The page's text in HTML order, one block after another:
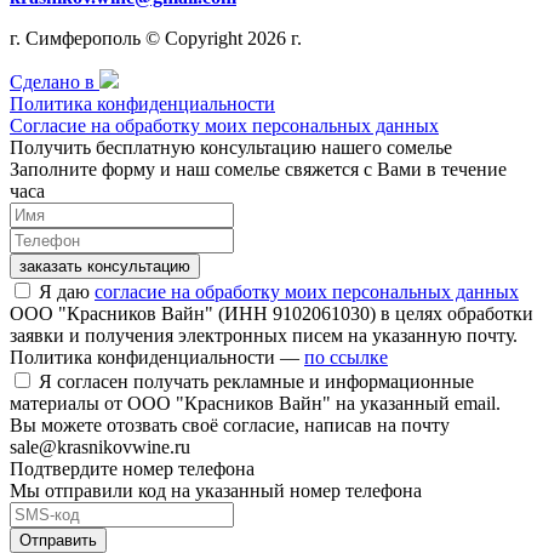
г. Симферополь © Copyright 2026 г.
Сделано в
Политика конфиденциальности
Согласие на обработку моих персональных данных
Получить бесплатную консультацию нашего сомелье
Заполните форму и наш сомелье свяжется с Вами в течение
часа
заказать консультацию
Я даю согласие на обработку моих персональных данных
ООО "Красников Вайн" (ИНН 9102061030) в целях обработки
заявки и получения электронных писем на указанную почту.
Политика конфиденциальности — по ссылке
Я согласен получать рекламные и информационные
материалы от ООО "Красников Вайн" на указанный email.
Вы можете отозвать своё согласие, написав на почту
sale@krasnikovwine.ru
Подтвердите номер телефона
Мы отправили код на указанный номер телефона
Отправить